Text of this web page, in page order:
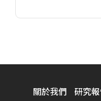
關於我們 研究